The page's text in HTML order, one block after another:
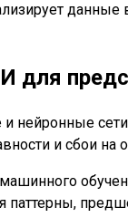
данные
для
нейронные
и сбои на
паттерны,